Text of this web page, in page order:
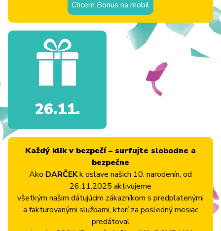
Chcem Bonus na mobil
26.11.
Každý klik v bezpečí – surfujte slobodne a
bezpečne
Ako DARČEKk oslave našich 10. narodenín, od
26.11.2025 aktivujeme
všetkým našim dátujúcim zákazníkom s predplatenými
a fakturovanými službami, ktorí za posledný mesiac
predátoval